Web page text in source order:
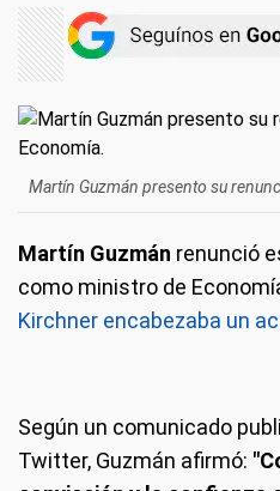
Martín Guzmán presento su
Martín Guzmán renunció
como ministro de
Kirchner encabezaba un
Según un comunicado
Twitter, Guzmán afirmó: